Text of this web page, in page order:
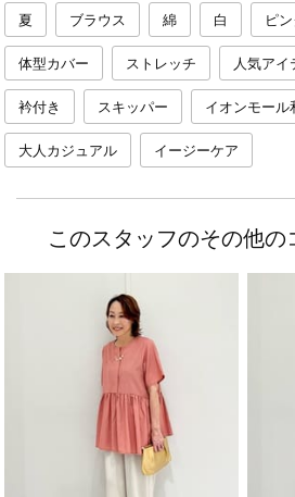
夏 ブラウス 綿 白 ピン
体型カバー ストレッチ 人気アイ
衿付き スキッパー イオンモール
大人カジュアル イージーケア
このスタッフのその他の